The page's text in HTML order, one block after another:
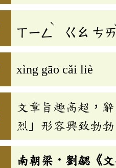
ㄒㄧㄥ
ˋ
ㄍㄠ ㄘㄞ
xìng gāo cǎi liè
文章旨趣高超，
烈」形容興致勃
南朝梁．劉勰《